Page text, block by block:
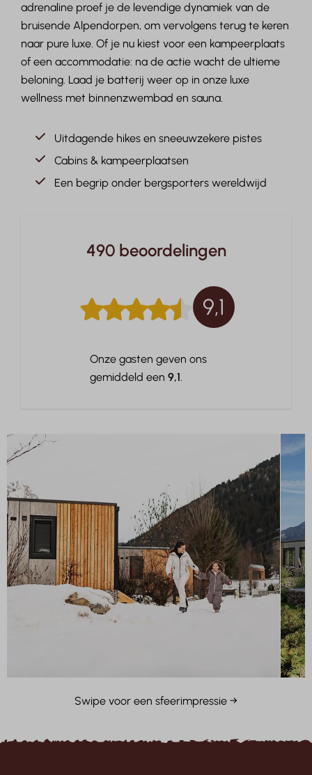
adrenaline proef je de levendige dynamiek van de
bruisende Alpendorpen, om vervolgens terug te keren
naar pure luxe. Of je nu kiest voor een kampeerplaats
of een accommodatie: na de actie wacht de ultieme
beloning. Laad je batterij weer op in onze luxe
wellness met binnenzwembad en sauna.
Uitdagende hikes en sneeuwzekere pistes
Cabins & kampeerplaatsen
Een begrip onder bergsporters wereldwijd
490 beoordelingen
9,1
Onze gasten geven ons
gemiddeld een 9,1.
Swipe voor een sfeerimpressie →